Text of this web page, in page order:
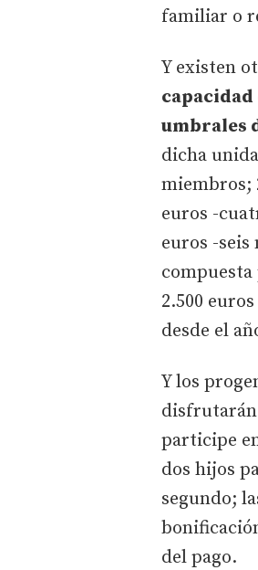
familiar o
Y existen
umbrales
dicha
miembros;
euros -
euros -
2.500
desde el
Y los
disfrutarán
participe
dos hijos
segundo;
del pago.